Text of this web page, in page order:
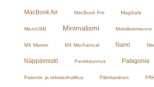
MacBook Air MacBook Pro MagSafe
MicroUSB Minimalismi Mobiilivarmenne
MX Master MX Mechanical Nano
Näppäimistö Pankkitunnus Patagonia
Patentti- ja rekisterihallitus Piilottaminen